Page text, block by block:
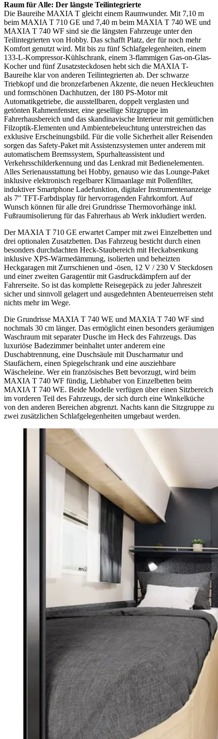
Raum für Alle: Der längste Teilintegrierte
Die Baureihe MAXIA T gleicht einem Raumwunder. Mit 7,10 m
beim MAXIA T 710 GE und 7,40 m beim MAXIA T 740 WE und
MAXIA T 740 WF sind sie die längsten Fahrzeuge unter den
Teilintegrierten von Hobby. Das schafft Platz, der für noch mehr
Komfort genutzt wird. Mit bis zu fünf Schlafgelegenheiten, einem
133-L-Kompressor-Kühlschrank, einem 3-flammigen Gas-on-Glas-
Kocher und fünf Zusatzsteckdosen hebt sich die MAXIA T-
Baureihe klar von anderen Teilintegrierten ab. Der schwarze
Triebkopf und die bronzefarbenen Akzente, die neuen Heckleuchten
und formschönen Dachhutzen, der 180 PS-Motor mit
Automatikgetriebe, die ausstellbaren, doppelt verglasten und
getönten Rahmenfenster, eine gesellige Sitzgruppe im
Fahrerhausbereich und das skandinavische Interieur mit gemütlichen
Filzoptik-Elementen und Ambientebeleuchtung unterstreichen das
exklusive Erscheinungsbild. Für die volle Sicherheit aller Reisenden
sorgen das Safety-Paket mit Assistenzsystemen unter anderem mit
automatischem Bremssystem, Spurhalteassistent und
Verkehrsschilderkennung und das Lenkrad mit Bedienelementen.
Alles Serienausstattung bei Hobby, genauso wie das Lounge-Paket
inklusive elektronisch regelbarer Klimaanlage mit Pollenfilter,
induktiver Smartphone Ladefunktion, digitaler Instrumentenanzeige
als 7″ TFT-Farbdisplay für hervorragenden Fahrkomfort. Auf
Wunsch können für alle drei Grundrisse Thermovorhänge inkl.
Fußraumisolierung für das Fahrerhaus ab Werk inkludiert werden.
Der MAXIA T 710 GE erwartet Camper mit zwei Einzelbetten und
drei optionalen Zusatzbetten. Das Fahrzeug besticht durch einen
besonders durchdachten Heck-Staubereich mit Heckabsenkung
inklusive XPS-Wärmedämmung, isolierten und beheizten
Heckgaragen mit Zurrschienen und -ösen, 12 V / 230 V Steckdosen
und einer zweiten Garagentür mit Gasdruckdämpfern auf der
Fahrerseite. So ist das komplette Reisegepäck zu jeder Jahreszeit
sicher und sinnvoll gelagert und ausgedehnten Abenteuerreisen steht
nichts mehr im Wege.
Die Grundrisse MAXIA T 740 WE und MAXIA T 740 WF sind
nochmals 30 cm länger. Das ermöglicht einen besonders geräumigen
Waschraum mit separater Dusche im Heck des Fahrzeugs. Das
luxuriöse Badezimmer beinhaltet unter anderem eine
Duschabtrennung, eine Duschsäule mit Duscharmatur und
Staufächern, einen Spiegelschrank und eine ausziehbare
Wäscheleine. Wer ein französisches Bett bevorzugt, wird beim
MAXIA T 740 WF fündig, Liebhaber von Einzelbetten beim
MAXIA T 740 WE. Beide Modelle verfügen über einen Sitzbereich
im vorderen Teil des Fahrzeugs, der sich durch eine Winkelküche
von den anderen Bereichen abgrenzt. Nachts kann die Sitzgruppe zu
zwei zusätzlichen Schlafgelegenheiten umgebaut werden.